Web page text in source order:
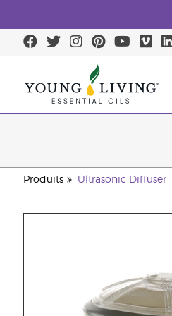
Produits Ultrasonic Diffuser